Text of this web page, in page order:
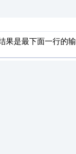
果是最下面一行的